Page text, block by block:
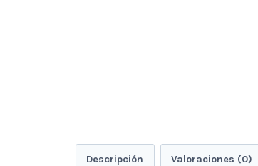
Descripción Valoraciones (0)